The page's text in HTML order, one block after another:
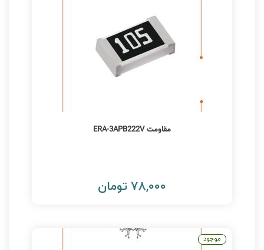
مقاومت ERA-3APB222V
78,000 تومان
موجود